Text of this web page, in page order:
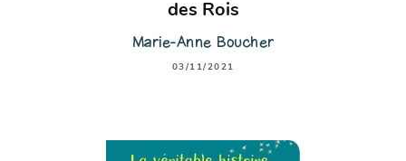
des Rois
Marie-Anne Boucher
03/11/2021